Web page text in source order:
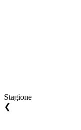
Stagione
❮